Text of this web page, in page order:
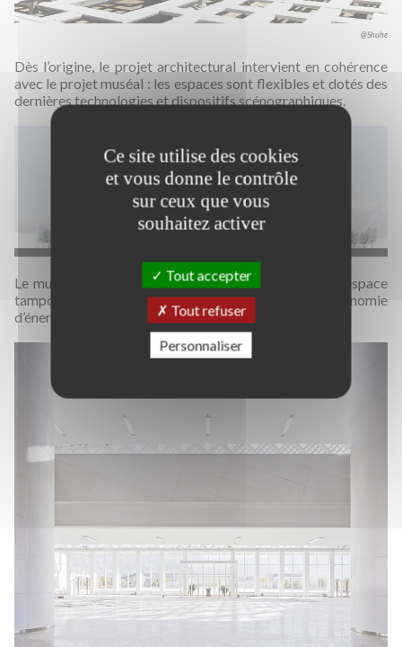
@Shuhe
Dès l’origine, le projet architectural intervient en cohérence
avec le projet muséal : les espaces sont flexibles et dotés des
dernières technologies et dispositifs scénographiques.
Le musée est doté d’un grand hall central, véritable espace
tampon qui joue un rôle important en matière d’économie
d’énergie.
Ce site utilise des cookies
et vous donne le contrôle
sur ceux que vous
souhaitez activer
Tout accepter
Tout refuser
Personnaliser